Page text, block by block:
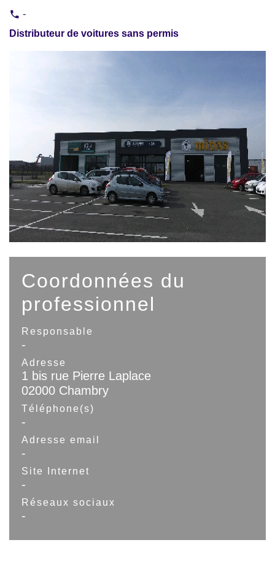
phone -
Distributeur de voitures sans permis
Coordonnées du
professionnel
Responsable
-
Adresse
1 bis rue Pierre Laplace
02000 Chambry
Téléphone(s)
-
Adresse email
-
Site Internet
-
Réseaux sociaux
-